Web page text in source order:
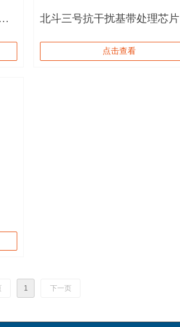
北斗三号抗干扰基带处理芯片
点击查看
1 下一页